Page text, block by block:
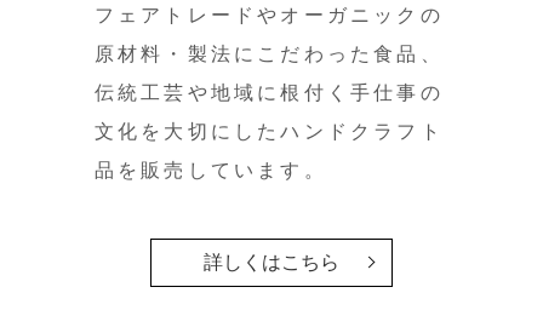
フェアトレードやオーガニックの
原材料・製法にこだわった食品、
伝統工芸や地域に根付く手仕事の
文化を大切にしたハンドクラフト
品を販売しています。
詳しくはこちら